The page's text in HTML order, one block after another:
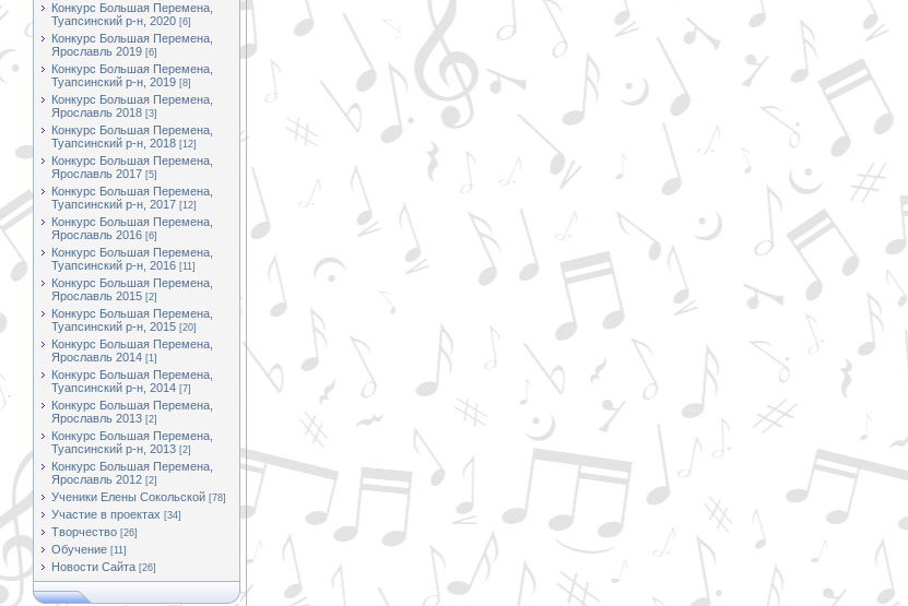
Конкурс Большая Перемена,
Туапсинский р-н, 2020 [6]
Конкурс Большая Перемена,
Ярославль 2019 [6]
Конкурс Большая Перемена,
Туапсинский р-н, 2019 [8]
Конкурс Большая Перемена,
Ярославль 2018 [3]
Конкурс Большая Перемена,
Туапсинский р-н, 2018 [12]
Конкурс Большая Перемена,
Ярославль 2017 [5]
Конкурс Большая Перемена,
Туапсинский р-н, 2017 [12]
Конкурс Большая Перемена,
Ярославль 2016 [6]
Конкурс Большая Перемена,
Туапсинский р-н, 2016 [11]
Конкурс Большая Перемена,
Ярославль 2015 [2]
Конкурс Большая Перемена,
Туапсинский р-н, 2015 [20]
Конкурс Большая Перемена,
Ярославль 2014 [1]
Конкурс Большая Перемена,
Туапсинский р-н, 2014 [7]
Конкурс Большая Перемена,
Ярославль 2013 [2]
Конкурс Большая Перемена,
Туапсинский р-н, 2013 [2]
Конкурс Большая Перемена,
Ярославль 2012 [2]
Ученики Елены Сокольской [78]
Участие в проектах [34]
Творчество [26]
Обучение [11]
Новости Сайта [26]